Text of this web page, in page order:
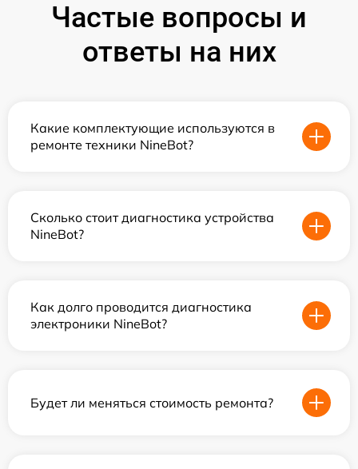
Частые вопросы и
ответы на них
Какие комплектующие используются в
ремонте техники NineBot?
Сколько стоит диагностика устройства
NineBot?
Как долго проводится диагностика
электроники NineBot?
Будет ли меняться стоимость ремонта?